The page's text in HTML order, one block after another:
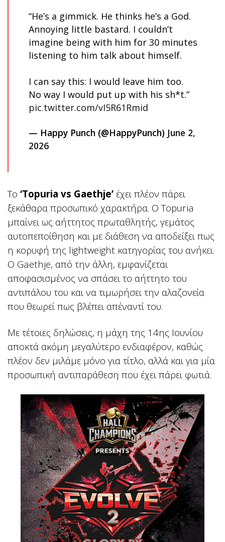
“He’s a gimmick. He thinks he’s a God.
Annoying little bastard. I couldn’t
imagine being with him for 30 minutes
listening to him talk about himself.
I can say this: I would leave him too.
No way I would put up with his sh*t.”
pic.twitter.com/vI5R61Rmid
— Happy Punch (@HappyPunch) June 2,
2026
Το ‘Topuria vs Gaethje’ έχει πλέον πάρει
ξεκάθαρα προσωπικό χαρακτήρα. Ο Topuria
μπαίνει ως αήττητος πρωταθλητής, γεμάτος
αυτοπεποίθηση και με διάθεση να αποδείξει πως
η κορυφή της lightweight κατηγορίας του ανήκει.
Ο Gaethje, από την άλλη, εμφανίζεται
αποφασισμένος να σπάσει το αήττητο του
αντιπάλου του και να τιμωρήσει την αλαζονεία
που θεωρεί πως βλέπει απέναντί του.
Με τέτοιες δηλώσεις, η μάχη της 14ης Ιουνίου
αποκτά ακόμη μεγαλύτερο ενδιαφέρον, καθώς
πλέον δεν μιλάμε μόνο για τίτλο, αλλά και για μία
προσωπική αντιπαράθεση που έχει πάρει φωτιά.